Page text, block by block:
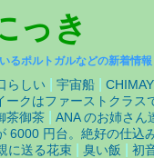
っき
るポルトガルなどの新着情報
らしい 宇宙船
ークはファーストクラス
茶御茶
ANA のお姉さん
6000 円台。絶好の仕込
に送る花束 臭い飯
初